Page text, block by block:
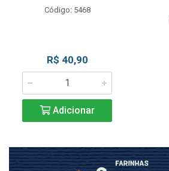
Código: 5468
R$ 40,90
Adicionar